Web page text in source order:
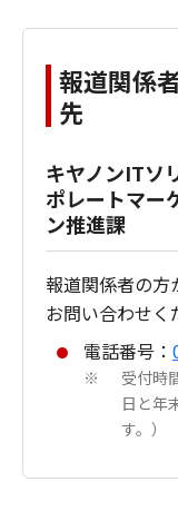
報道関係
先
キヤノンITソ
ポレートマー
ン推進課
報道関係者の方
お問い合わせく
電話番号：
※
受付時
日と年
す。）